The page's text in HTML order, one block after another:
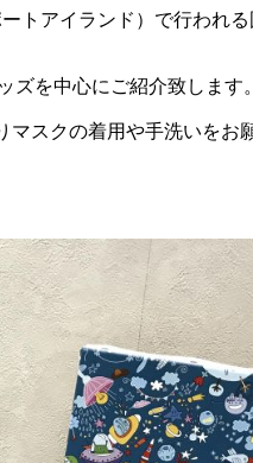
トアイランド）で行われ
を中心にご紹介致します。
スクの着用や手洗いをお